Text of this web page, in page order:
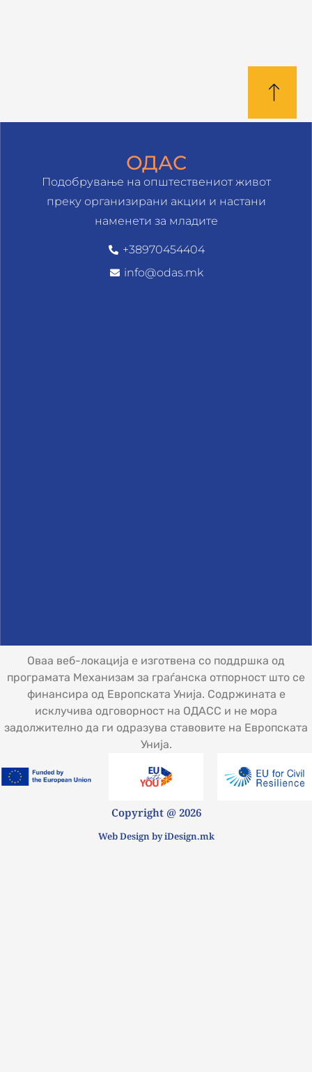
ОДАС
Подобрување на општествениот живот
преку организирани акции и настани
наменети за младите
+38970454404
info@odas.mk
Оваа веб-локација е изготвена со поддршка од
програмата Механизам за граѓанска отпорност што се
финансира од Европската Унија. Содржината е
исклучива одговорност на ОДАСС и не мора
задолжително да ги одразува ставовите на Европската
Унија.
Copyright @ 2026
Web Design by iDesign.mk